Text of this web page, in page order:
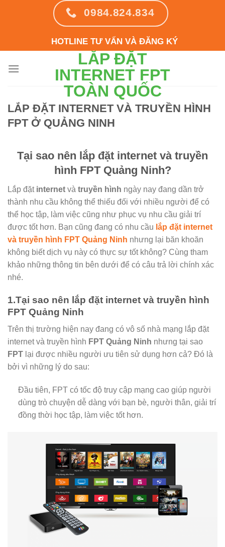
0984.824.834
HOTLINE TƯ VẤN VÀ ĐĂNG KÝ
LẮP ĐẶT
INTERNET FPT
TOÀN QUỐC
LẮP ĐẶT INTERNET VÀ TRUYỀN HÌNH
FPT Ở QUẢNG NINH
Tại sao nên lắp đặt internet và truyền
hình FPT Quảng Ninh?
Lắp đặt internet và truyền hình ngày nay đang dần trở
thành nhu cầu không thể thiếu đối với nhiều người để có
thể học tập, làm việc cũng như phục vụ nhu cầu giải trí
được tốt hơn. Bạn cũng đang có nhu cầu lắp đặt internet
và truyền hình FPT Quảng Ninh nhưng lại băn khoăn
không biết dịch vụ này có thực sự tốt không? Cùng tham
khảo những thông tin bên dưới để có câu trả lời chính xác
nhé.
1.Tại sao nên lắp đặt internet và truyền hình
FPT Quảng Ninh
Trên thị trường hiện nay đang có vô số nhà mạng lắp đặt
internet và truyền hình FPT Quảng Ninh nhưng tại sao
FPT lại được nhiều người ưu tiên sử dụng hơn cả? Đó là
bởi vì những lý do sau:
Đầu tiên, FPT có tốc độ truy cập mạng cao giúp người
dùng trò chuyện dễ dàng với bạn bè, người thân, giải trí
đồng thời học tập, làm việc tốt hơn.